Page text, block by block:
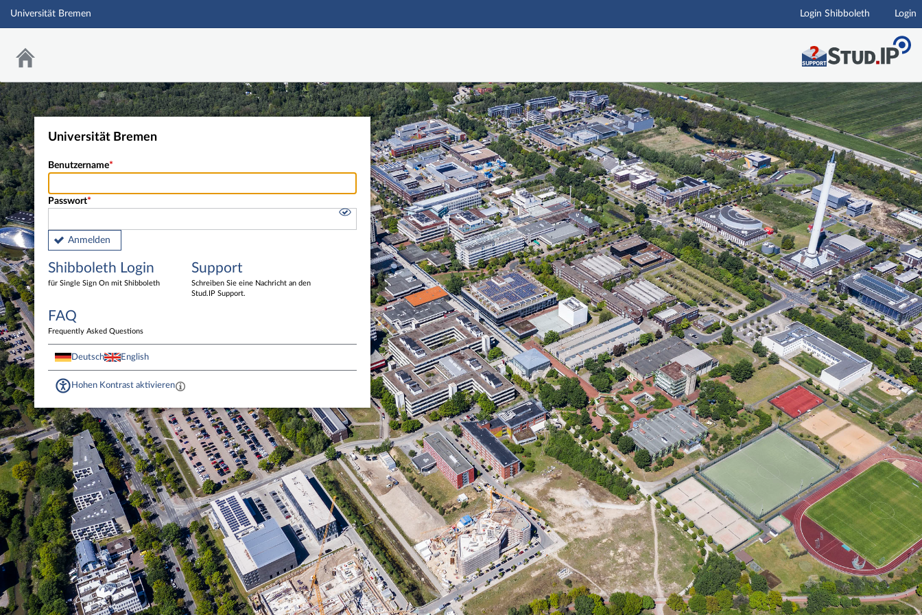
Hauptnavigation
Universität Bremen Login Shibboleth Login
Universität Bremen
Benutzername
Passwort
Anmelden
Shibboleth Login
für Single Sign On mit Shibboleth
Support
Schreiben Sie eine Nachricht an den
Stud.IP Support.
FAQ
Frequently Asked Questions
Deutsch English
Hohen Kontrast aktivieren